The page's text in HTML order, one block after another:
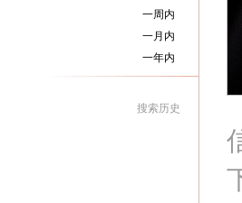
一周内
一月内
一年内
搜索历史